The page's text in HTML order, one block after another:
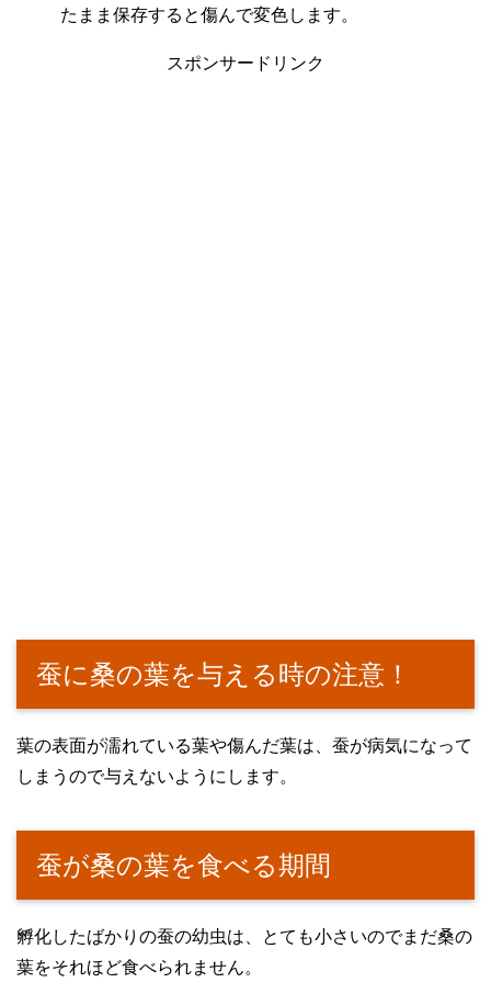
たまま保存すると傷んで変色します。
スポンサードリンク
蚕に桑の葉を与える時の注意！
葉の表面が濡れている葉や傷んだ葉は、蚕が病気になって
しまうので与えないようにします。
蚕が桑の葉を食べる期間
孵化したばかりの蚕の幼虫は、とても小さいのでまだ桑の
葉をそれほど食べられません。